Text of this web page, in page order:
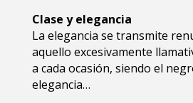
Clase y elegancia
La elegancia se transmite
aquello excesivamente
a cada ocasión, siendo el
elegancia…